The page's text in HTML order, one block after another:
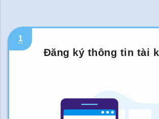
1
Đăng ký thông tin tài